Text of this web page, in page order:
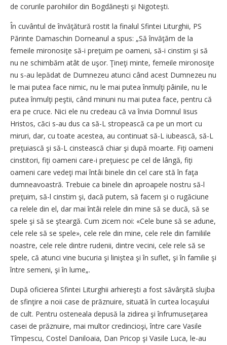
de corurile parohiilor din Bogdăneşti şi Nigoteşti.
În cuvântul de învăţătură rostit la finalul Sfintei Liturghii, PS
Părinte Damaschin Dorneanul a spus: „Să învăţăm de la
femeile mironosiţe să-i preţuim pe oameni, să-i cinstim şi să
nu ne schimbăm atât de uşor. Ţineţi minte, femeile mironosiţe
nu s-au lepădat de Dumnezeu atunci când acest Dumnezeu nu
le mai putea face nimic, nu le mai putea înmulţi pâinile, nu le
putea înmulţi peştii, când minuni nu mai putea face, pentru că
era pe cruce. Nici ele nu credeau că va învia Domnul Iisus
Hristos, căci s-au dus ca să-L stropească ca pe un mort cu
miruri, dar, cu toate acestea, au continuat să-L iubească, să-L
preţuiască şi să-L cinstească chiar şi după moarte. Fiţi oameni
cinstitori, fiţi oameni care-i preţuiesc pe cel de lângă, fiţi
oameni care vedeţi mai întâi binele din cel care stă în faţa
dumneavoastră. Trebuie ca binele din aproapele nostru să-l
preţuim, să-l cinstim şi, dacă putem, să facem şi o rugăciune
ca relele din el, dar mai întâi relele din mine să se ducă, să se
spele şi să se şteargă. Cum zicem noi: «Cele bune să se adune,
cele rele să se spele», cele rele din mine, cele rele din familiile
noastre, cele rele dintre rudenii, dintre vecini, cele rele să se
spele, că atunci vine bucuria şi liniştea şi în suflet, şi în familie şi
între semeni, şi în lume„.
După oficierea Sfintei Liturghii arhiereşti a fost săvârşită slujba
de sfinţire a noii case de prăznuire, situată în curtea locaşului
de cult. Pentru osteneala depusă la zidirea şi înfrumuseţarea
casei de prăznuire, mai multor credincioşi, între care Vasile
Tîmpescu, Costel Daniloaia, Dan Pricop şi Vasile Luca, le-au